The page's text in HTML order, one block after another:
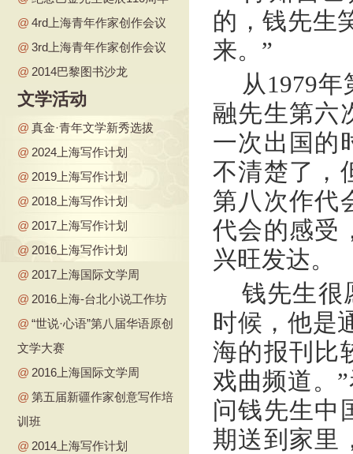
@ 4rd上海青年作家创作会议
@ 3rd上海青年作家创作会议
@ 2014巴黎图书沙龙
文学活动
@ 真金·青年文学新秀选拔
@ 2024上海写作计划
@ 2019上海写作计划
@ 2018上海写作计划
@ 2017上海写作计划
@ 2016上海写作计划
@ 2017上海国际文学周
@ 2016上海-台北小说工作坊
@ “世说·心语”第八届华语原创
文学大赛
@ 2016上海国际文学周
@ 第五届新疆作家创意写作培
训班
@ 2014上海写作计划
的，钱先生
来。”
从1979
融先生第六
一次出国的
不清楚了，
第八次作代
代会的感受
兴旺发达。
钱先生很
时候，他是
海的报刊比
戏曲频道。
问钱先生中
期送到家里